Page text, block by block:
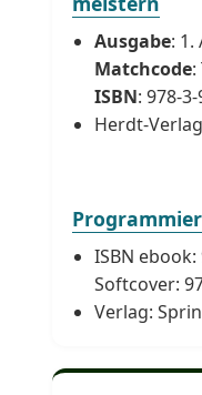
Ausgabe: 1.
Matchcode:
ISBN: 978-
Herdt-Verlag
ISBN ebook:
Softcover:
Verlag: